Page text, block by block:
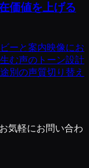
価値を上げる
ーと案内映像にお
む声のトーン設計
別の声質切り替え
気軽にお問い合わ